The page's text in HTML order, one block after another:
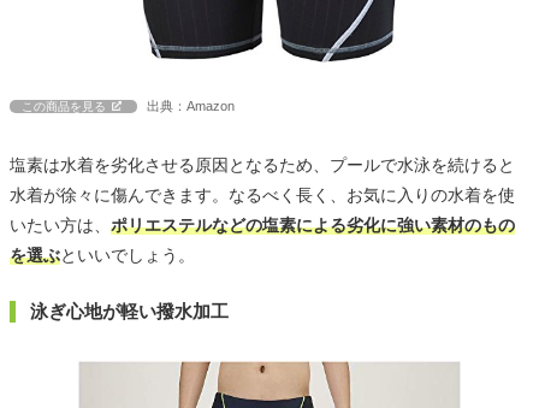
この商品を見る 出典：Amazon
塩素は水着を劣化させる原因となるため、プールで水泳を続けると
水着が徐々に傷んできます。なるべく長く、お気に入りの水着を使
いたい方は、 ポリエステルなどの塩素による劣化に強い素材のもの
を選ぶといいでしょう。
泳ぎ心地が軽い撥水加工